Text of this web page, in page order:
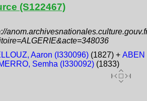
(S122467)
Aaron (I330096)(1827) + ABEN
Semha (I330092)(1833)